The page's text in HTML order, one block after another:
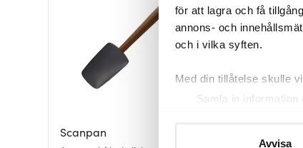
för att lagra och få
annons- och
och i vilka syften.
Med din tillåtelse skulle
Samla in
Avvisa
Scanpan
Modern House